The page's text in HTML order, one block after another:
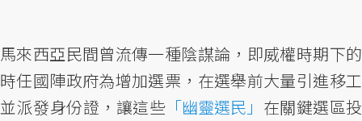
馬來西亞民間曾流傳一種陰謀論，即威權時期下的
時任國陣政府為增加選票，在選舉前大量引進移工
並派發身份證，讓這些 「幽靈選民」 在關鍵選區投